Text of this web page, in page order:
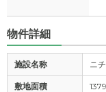
物件詳細
施設名称 ニ
敷地面積